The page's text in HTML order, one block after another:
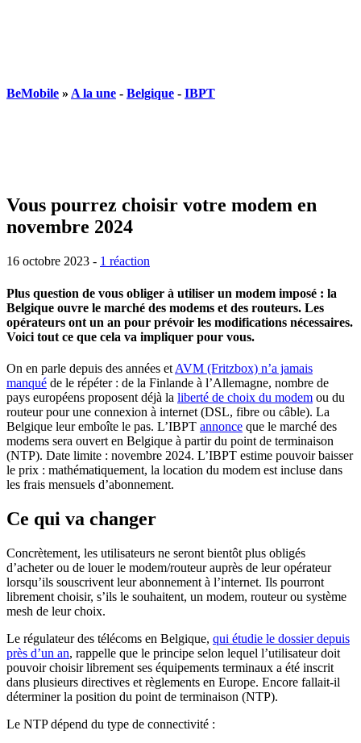
BeMobile » A la une - Belgique - IBPT
Vous pourrez choisir votre modem en
novembre 2024
16 octobre 2023 - 1 réaction
Plus question de vous obliger à utiliser un modem imposé : la
Belgique ouvre le marché des modems et des routeurs. Les
opérateurs ont un an pour prévoir les modifications nécessaires.
Voici tout ce que cela va impliquer pour vous.
On en parle depuis des années et AVM (Fritzbox) n’a jamais
manqué de le répéter : de la Finlande à l’Allemagne, nombre de
pays européens proposent déjà la liberté de choix du modem ou du
routeur pour une connexion à internet (DSL, fibre ou câble). La
Belgique leur emboîte le pas. L’IBPT annonce que le marché des
modems sera ouvert en Belgique à partir du point de terminaison
(NTP). Date limite : novembre 2024. L’IBPT estime pouvoir baisser
le prix : mathématiquement, la location du modem est incluse dans
les frais mensuels d’abonnement.
Ce qui va changer
Concrètement, les utilisateurs ne seront bientôt plus obligés
d’acheter ou de louer le modem/routeur auprès de leur opérateur
lorsqu’ils souscrivent leur abonnement à l’internet. Ils pourront
librement choisir, s’ils le souhaitent, un modem, routeur ou système
mesh de leur choix.
Le régulateur des télécoms en Belgique, qui étudie le dossier depuis
près d’un an, rappelle que le principe selon lequel l’utilisateur doit
pouvoir choisir librement ses équipements terminaux a été inscrit
dans plusieurs directives et règlements en Europe. Encore fallait-il
déterminer la position du point de terminaison (NTP).
Le NTP dépend du type de connectivité :